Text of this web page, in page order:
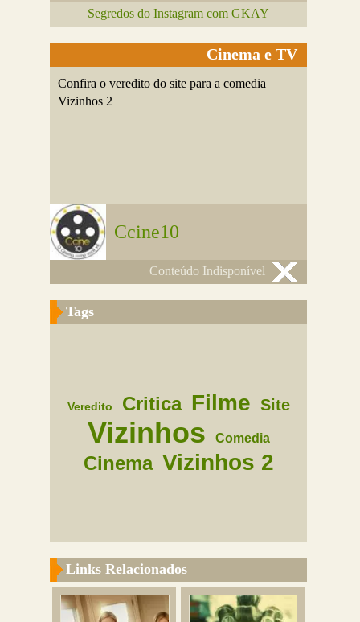
Segredos do Instagram com GKAY
Cinema e TV
Confira o veredito do site para a comedia
Vizinhos 2
Ccine10
Conteúdo Indisponível
Tags
Veredito Critica Filme Site
Vizinhos Comedia
Cinema Vizinhos 2
Links Relacionados